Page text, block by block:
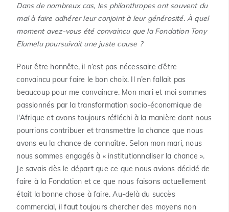
Dans de nombreux cas, les philanthropes ont souvent du
mal à faire adhérer leur conjoint à leur générosité. À quel
moment avez-vous été convaincu que la Fondation Tony
Elumelu poursuivait une juste cause ?
Pour être honnête, il n’est pas nécessaire d’être
convaincu pour faire le bon choix. Il n’en fallait pas
beaucoup pour me convaincre. Mon mari et moi sommes
passionnés par la transformation socio-économique de
l'Afrique et avons toujours réfléchi à la manière dont nous
pourrions contribuer et transmettre la chance que nous
avons eu la chance de connaître. Selon mon mari, nous
nous sommes engagés à « institutionnaliser la chance ».
Je savais dès le départ que ce que nous avions décidé de
faire à la Fondation et ce que nous faisons actuellement
était la bonne chose à faire. Au-delà du succès
commercial, il faut toujours chercher des moyens non